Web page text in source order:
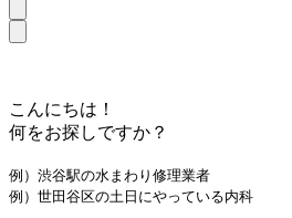
こんにちは！
何をお探しですか？
例）渋谷駅の水まわり修理業者
例）世田谷区の土日にやっている内科